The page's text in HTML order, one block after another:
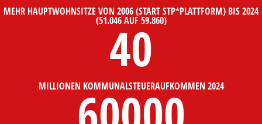
MEHR HAUPTWOHNSITZE VON 2006 (START STP*PLATTFORM) BIS 2024
(51.046 AUF 59.860)
40
MILLIONEN KOMMUNALSTEUERAUFKOMMEN 2024